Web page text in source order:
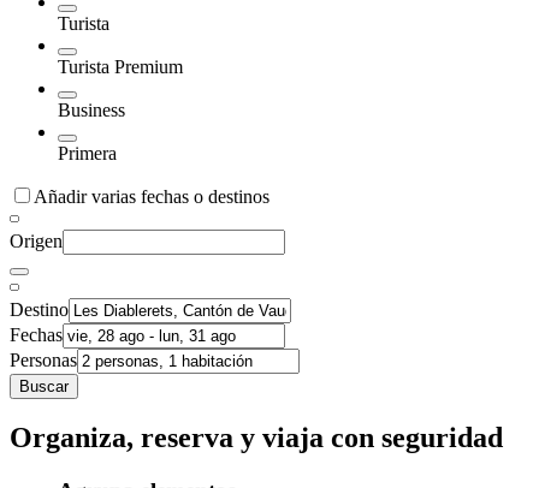
Turista
Turista Premium
Business
Primera
Añadir varias fechas o destinos
Origen
Destino
Fechas
Personas
Buscar
Organiza, reserva y viaja con seguridad